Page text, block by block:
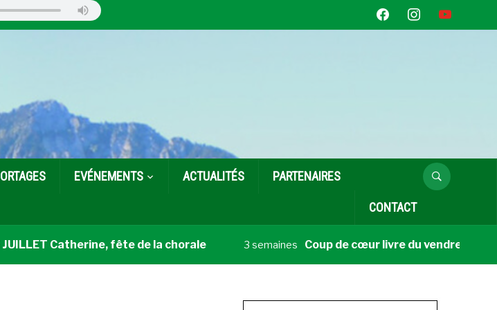
facebookinstagramyoutube
EVÉNEMENTS ACTUALITÉS PARTENAIRES
CONTACT
Catherine, fête de la chorale 3 semaines Coup de cœur livre du vendredi 10